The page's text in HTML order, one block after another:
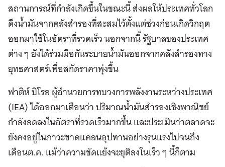
สถานการณ์ที่กำลังเกิดขึ้นในขณะนี้ ส่งผลให้ประเทศทั่วโลก
ดึงน้ำมันจากคลังสำรองที่สะสมไว้ตั้งแต่ช่วงก่อนเกิดวิกฤต
ออกมาใช้ในอัตราที่รวดเร็ว นอกจากนี้ รัฐบาลของประเทศ
ต่าง ๆ ยังได้ร่วมมือกันระบายน้ำมันออกจากคลังสำรองทาง
ยุทธศาสตร์เพื่อสกัดราคาพุ่งขึ้น
ฟาติห์ บิโรล ผู้อำนวยการทบวงการพลังงานระหว่างประเทศ
(IEA) ได้ออกมาเตือนว่า ปริมาณน้ำมันสำรองเชิงพาณิชย์
กำลังลดลงในอัตราที่รวดเร็วมากขึ้น และประเมินว่าตลาดจะ
ยังคงอยู่ในภาวะขาดแคลนอุปทานอย่างรุนแรงไปจนถึง
เดือนต.ค. แม้ว่าความขัดแย้งจะยุติลงในเร็ว ๆ นี้ก็ตาม